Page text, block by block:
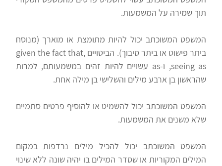
תוך שמירה על המשמעות.
המשפט המשוכתב יכול להיות מתומצת או מוארך (מנוסח
ביתר פישוט או ביתר סיבוך). הביטויים given the fact that,
seeing as, ו-as עשויים להיות זהים במשמעותם, למרות
שהראשון בן ארבע מילים והשלישי בן מילה אחת.
המשפט המשוכתב יכול להשמיט או להוסיף פרטים סתמיים
שלא משנים את המשמעות.
המשפט המשוכתב יכול להכיל מילים נרדפות במקום
המילים המקוריות או שסדר המילים בו יהיה שונה ללא שינוי